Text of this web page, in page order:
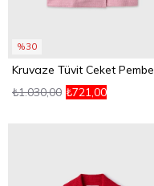
%30
Kruvaze Tüvit Ceket Pembe
₺721,00
₺1.030,00